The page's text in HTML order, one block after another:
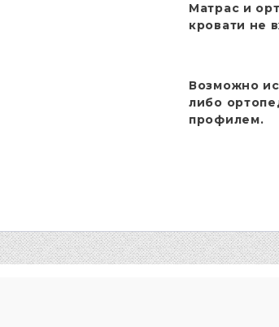
Матрас и
кровати не
Возможно
либо
профилем.